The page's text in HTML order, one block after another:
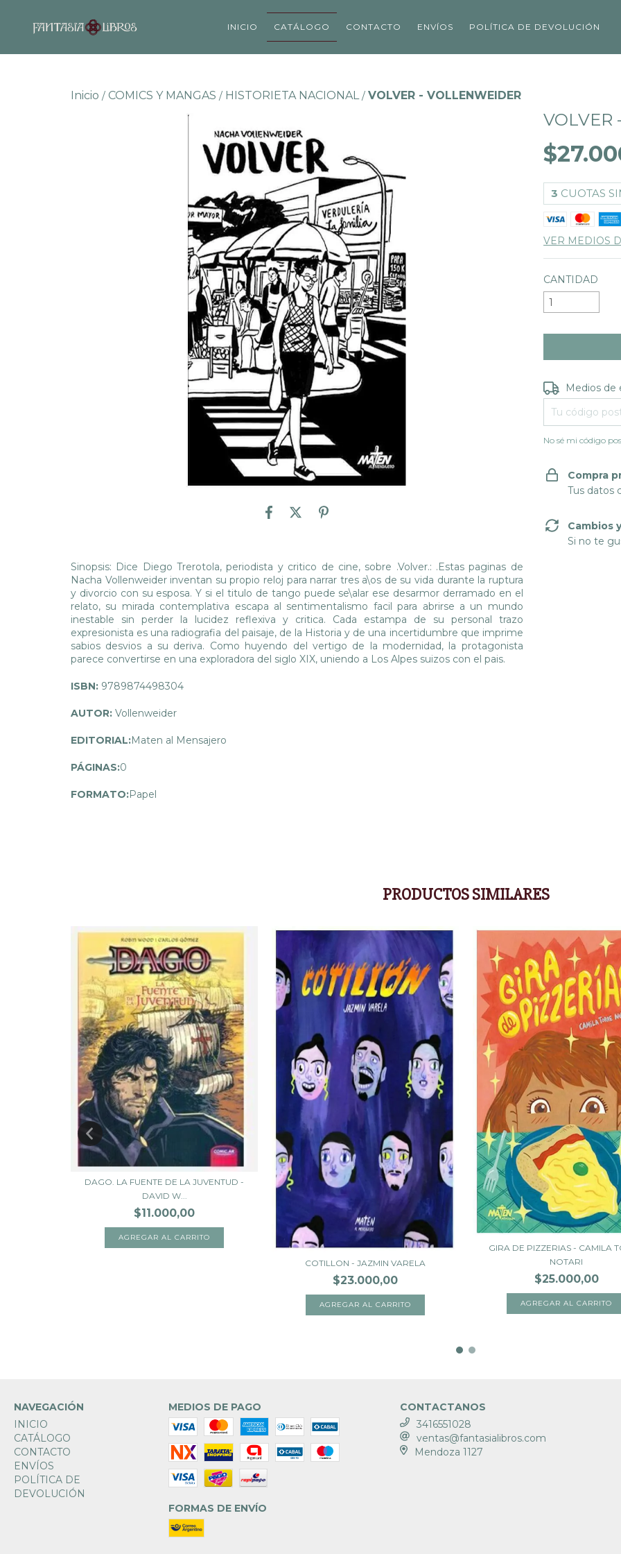
INICIO CATÁLOGO CONTACTO ENVÍOS POLÍTICA DE DEVOLUCIÓN
Inicio / COMICS Y MANGAS / HISTORIETA NACIONAL / VOLVER - VOLLENWEIDER
Sinopsis: Dice Diego Trerotola, periodista y critico de cine, sobre .Volver.: .Estas paginas de
Nacha Vollenweider inventan su propio reloj para narrar tres a\os de su vida durante la ruptura
y divorcio con su esposa. Y si el titulo de tango puede se\alar ese desarmor derramado en el
relato, su mirada contemplativa escapa al sentimentalismo facil para abrirse a un mundo
inestable sin perder la lucidez reflexiva y critica. Cada estampa de su personal trazo
expresionista es una radiografia del paisaje, de la Historia y de una incertidumbre que imprime
sabios desvios a su deriva. Como huyendo del vertigo de la modernidad, la protagonista
parece convertirse en una exploradora del siglo XIX, uniendo a Los Alpes suizos con el pais.
ISBN: 9789874498304
AUTOR: Vollenweider
EDITORIAL:Maten al Mensajero
PÁGINAS:0
FORMATO:Papel
VOLVER
3 CUOTAS
VER MEDIOS
CANTIDAD
Entregas para
Medios de
No sé mi código
Compra
Tus datos
Cambios
Si no te
PRODUCTOS SIMILARES
DAGO. LA FUENTE DE LA JUVENTUD -
DAVID W...
$11.000,00
COTILLON - JAZMIN VARELA
$23.000,00
GIRA DE PIZZERIAS - CAMILA
NOTARI
$25.000,00
NAVEGACIÓN
INICIO
CATÁLOGO
CONTACTO
ENVÍOS
POLÍTICA DE
DEVOLUCIÓN
MEDIOS DE PAGO
FORMAS DE ENVÍO
CONTACTANOS
3416551028
ventas@fantasialibros.com
Mendoza 1127